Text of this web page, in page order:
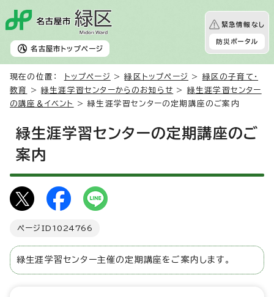
名古屋市 トップページ
緊急情報なし
防災ポータル
現在の位置： トップページ >緑区トップページ > 緑区の子育て・
教育
>緑生涯学習センターからのお知らせ > 緑生涯学習センター
の講座＆イベント
> 緑生涯学習センターの定期講座のご案内
緑生涯学習センターの定期講座のご
案内
ページID 1024766
緑生涯学習センター主催の定期講座をご案内します。